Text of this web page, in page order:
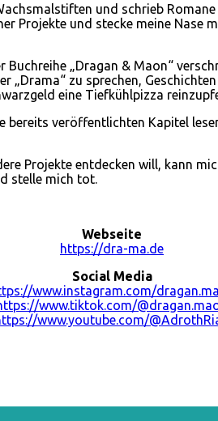
und schrieb
Projekte und stecke meine Nase
„Dragan & Maon“
„Drama“ zu sprechen,
eine Tiefkühlpizza
veröffentlichten Kapitel
Projekte entdecken will, kann
stelle mich tot.
Webseite
https://dra-ma.de
Social Media
www.instagram.com/
www.tiktok.com/
www.youtube.com/